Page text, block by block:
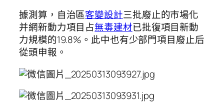
據測算，自治區客變設計三批廢止的市場化
并網新動力項目占無毒建材已批復項目新動
力規模的19.8%。此中也有少部門項目廢止后
從頭申報。